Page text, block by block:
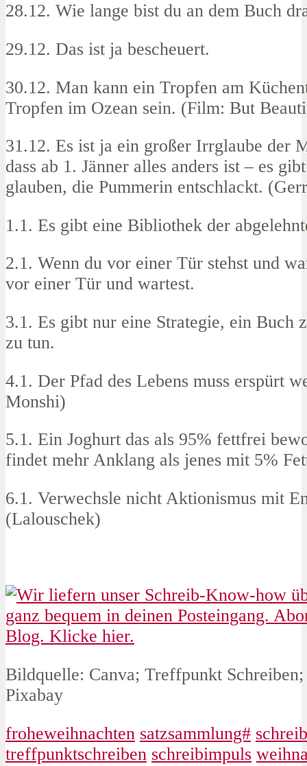
28.12. Wie lange bist du an dem Buch
29.12. Das ist ja bescheuert.
30.12. Man kann ein Tropfen am
Tropfen im Ozean sein. (Film: But
31.12. Es ist ja ein großer Irrglaube der
dass ab 1. Jänner alles anders ist – es
glauben, die Pummerin entschlackt.
1.1. Es gibt eine Bibliothek der
2.1. Wenn du vor einer Tür stehst und
vor einer Tür und wartest.
3.1. Es gibt nur eine Strategie, ein Buch
zu tun.
4.1. Der Pfad des Lebens muss erspürt
Monshi)
5.1. Ein Joghurt das als 95% fettfrei
findet mehr Anklang als jenes mit 5%
6.1. Verwechsle nicht Aktionismus mit
(Lalouschek)
Bildquelle: Canva; Treffpunkt Schreiben;
Pixabay
froheweihnachten satzsammlung#
treffpunktschreiben schreibimpuls